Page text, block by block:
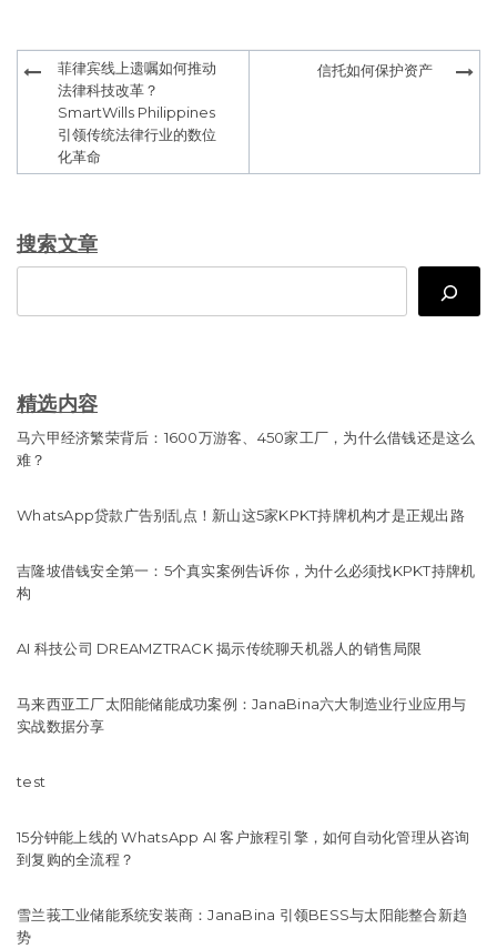
Post
navigation
菲律宾线上遗嘱如何推动
法律科技改革？
SmartWills Philippines
引领传统法律行业的数位
化革命
信托如何保护资产
搜索文章
精选内容
马六甲经济繁荣背后：1600万游客、450家工厂，为什么借钱还是这么
难？
WhatsApp贷款广告别乱点！新山这5家KPKT持牌机构才是正规出路
吉隆坡借钱安全第一：5个真实案例告诉你，为什么必须找KPKT持牌机
构
AI 科技公司 DREAMZTRACK 揭示传统聊天机器人的销售局限
马来西亚工厂太阳能储能成功案例：JanaBina六大制造业行业应用与
实战数据分享
test
15分钟能上线的 WhatsApp AI 客户旅程引擎，如何自动化管理从咨询
到复购的全流程？
雪兰莪工业储能系统安装商：JanaBina 引领BESS与太阳能整合新趋
势